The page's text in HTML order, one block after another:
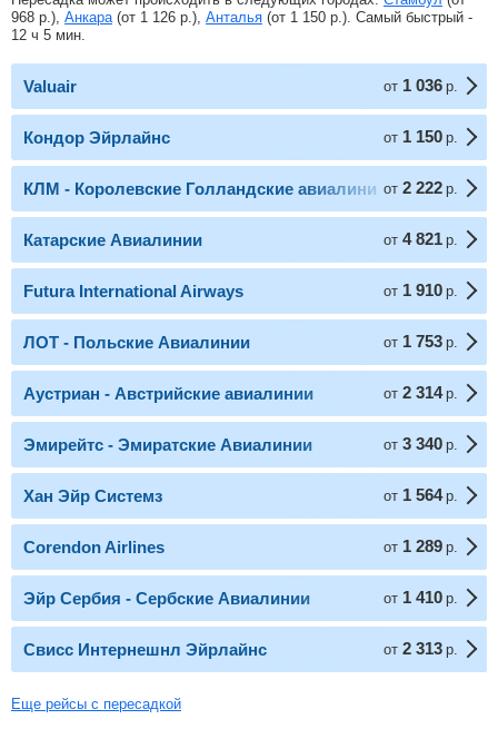
968 р. ), Анкара (от 1 126 р. ), Анталья (от 1 150 р. ). Самый быстрый -
12 ч 5 мин.
Valuair от 1 036 р.
Кондор Эйрлайнс от 1 150 р.
КЛМ - Королевские Голландские авиалинииот 2 222 р.
Катарские Авиалинии от 4 821 р.
Futura International Airways от 1 910 р.
ЛОТ - Польские Авиалинии от 1 753 р.
Аустриан - Австрийские авиалинии от 2 314 р.
Эмирейтс - Эмиратские Авиалинии от 3 340 р.
Хан Эйр Системз от 1 564 р.
Corendon Airlines от 1 289 р.
Эйр Сербия - Сербские Авиалинии от 1 410 р.
Свисс Интернешнл Эйрлайнс от 2 313 р.
Еще рейсы с пересадкой